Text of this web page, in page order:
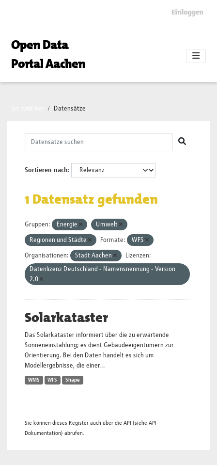
Einloggen
Open Data
Portal Aachen
Datensätze
Sortieren nach
1 Datensatz gefunden
Gruppen: Energie Umwelt
Regionen und Städte Formate: WFS
Organisationen: Stadt Aachen
Lizenzen:
Datenlizenz Deutschland - Namensnennung - Version
2.0
Solarkataster
Das Solarkataster informiert über die zu erwartende
Sonneneinstahlung; es dient Gebäudeeigentümern zur
Orientierung. Bei den Daten handelt es sich um
Modellergebnisse, die einer...
WMS WFS Shape
Sie können dieses Register auch über die API (siehe API-
Dokumentation) abrufen.